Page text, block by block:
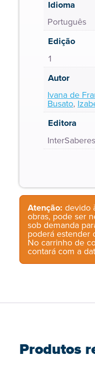
Idioma
Português
Edição
1
Autor
Ivana de
Busato,
Editora
InterSaberes
Atenção: devido
obras, pode ser
sob demanda
poderá estender
No carrinho de
contará com a
Produtos